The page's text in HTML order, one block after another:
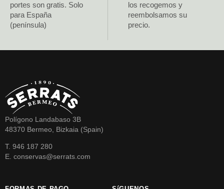
portes son gratis. Solo
para España
(península)
los recogemos y
reembolsamos su
precio.
Polígono Landabaso 3B
48370 Bermeo, Bizkaia (Spain)
T. 946 187 280
E. conservas@serrats.com